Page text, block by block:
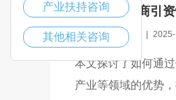
如何提升招商引
| 招商引资政策
本文探讨了如何通
产业等领域的优势
产业扶持咨询
其他相关咨询